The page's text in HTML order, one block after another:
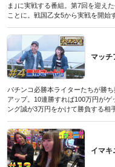
ま｣に実戦する番組。第7回を迎え
ことに。戦国乙女5から実戦を開始
ルには、大海4が40台設置されてい
を膨らませて打ち進めていくと…!?
（パチンコ必勝本CLIMAX 2019年
売）
マッチ
パチンコ必勝本ライターたちが勝
アップ。10連勝すれば100万円が
ング誠が3万円をかけて勝負する相
ゲット。すでにハンデで負けてい
が…!?
（パチンコ必勝本CLIMAX 2019年7
売）
イマ